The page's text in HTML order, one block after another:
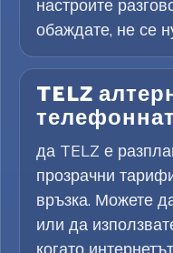
настроите
обаждате, не се
TELZ
да TELZ е
прозрачни
връзка. Можете
или да